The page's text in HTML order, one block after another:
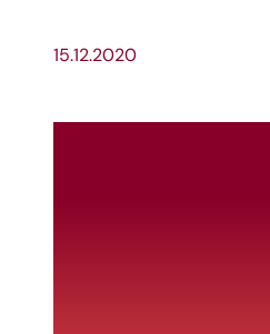
15.12.2020